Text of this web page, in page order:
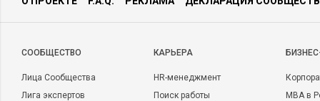
CООБЩЕСТВО
Лица Сообщества
Лига экспертов
КАРЬЕРА
HR-менеджмент
Поиск работы
MBA в